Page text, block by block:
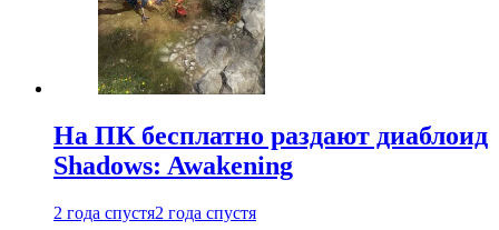
На ПК бесплатно раздают диаблоид
Shadows: Awakening
2 года спустя2 года спустя